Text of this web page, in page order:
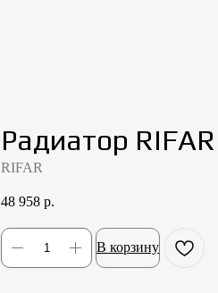
Радиатор
RIFAR
48 958 р.
В корзину